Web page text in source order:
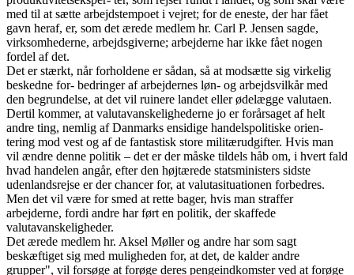
med til at sætte arbejdstempoet i vejret; for de eneste, der har fået
gavn heraf, er, som det ærede medlem hr. Carl P. Jensen sagde,
virksomhederne, arbejdsgiverne; arbejderne har ikke fået nogen
fordel af det.
Det er stærkt, når forholdene er sådan, så at modsætte sig virkelig
beskedne for- bedringer af arbejdernes løn- og arbejdsvilkår med
den begrundelse, at det vil ruinere landet eller ødelægge valutaen.
Dertil kommer, at valutavanskelighederne jo er forårsaget af helt
andre ting, nemlig af Danmarks ensidige handelspolitiske orien-
tering mod vest og af de fantastisk store militærudgifter. Hvis man
vil ændre denne politik – det er der måske tildels håb om, i hvert fald
hvad handelen angår, efter den højtærede statsministers sidste
udenlandsrejse er der chancer for, at valutasituationen forbedres.
Men det vil være for smed at rette bager, hvis man straffer
arbejderne, fordi andre har ført en politik, der skaffede
valutavanskeligheder.
Det ærede medlem hr. Aksel Møller og andre har som sagt
beskæftiget sig med muligheden for, at det, de kalder andre
grupper", vil forsøge at forøge deres pengeindkomster ved at forøge